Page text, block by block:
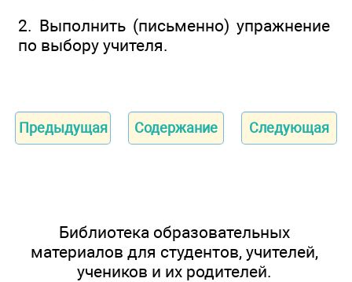
2. Выполнить (письменно) упражнение
по выбору учителя.
Предыдущая Содержание Следующая
Библиотека образовательных
материалов для студентов, учителей,
учеников и их родителей.